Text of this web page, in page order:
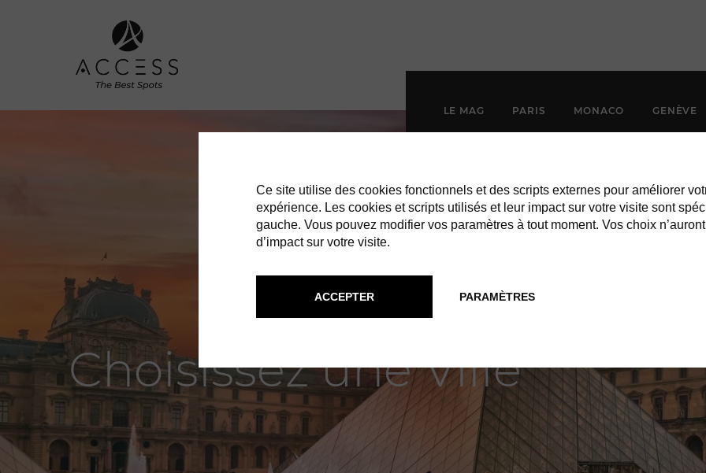
LE MAG PARIS MONACO GENÈVE
Choisissez une Ville
Ce site utilise des cookies fonctionnels et des scripts externes pour améliorer
expérience. Les cookies et scripts utilisés et leur impact sur votre visite sont
gauche. Vous pouvez modifier vos paramètres à tout moment. Vos choix
d’impact sur votre visite.
PARAMÈTRES
ACCEPTER